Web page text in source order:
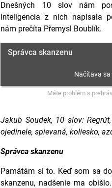
Dnešných 10 slov nám
inteligencia z nich napísala
nám prečíta Přemysl Boublík.
Správca skanzenu
Máte problém s
Jakub Soudek, 10 slov:
ojedinele, spievaná, koliesko,
Správca skanzenu
Památám si to. Keď som sa
skanzenu, nadšenie ma